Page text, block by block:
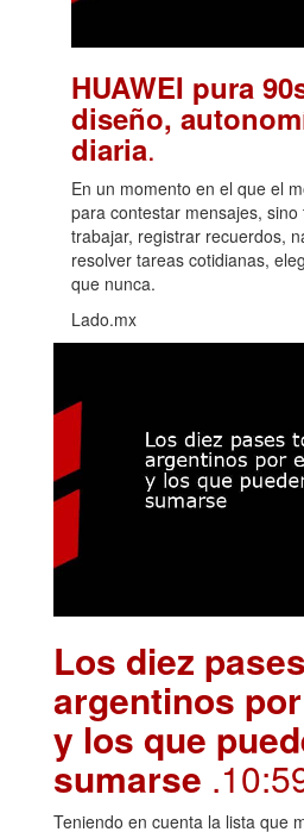
HUAWEI pura
diseño,
diaria.
En un momento en el que el
para contestar mensajes,
trabajar, registrar recuerdos,
resolver tareas cotidianas,
que nunca.
Lado.mx
Los diez
argentinos
y los que
sumarse
Teniendo en cuenta la lista que